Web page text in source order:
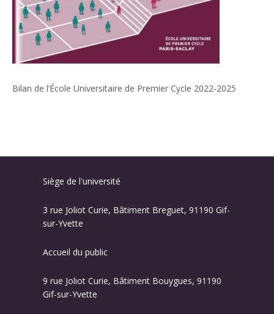
Bilan de l’École Universitaire de Premier Cycle 2022-2025
Siège de l'université
3 rue Joliot Curie, Bâtiment Breguet, 91190 Gif-
sur-Yvette
Accueil du public
9 rue Joliot Curie, Bâtiment Bouygues, 91190
Gif-sur-Yvette